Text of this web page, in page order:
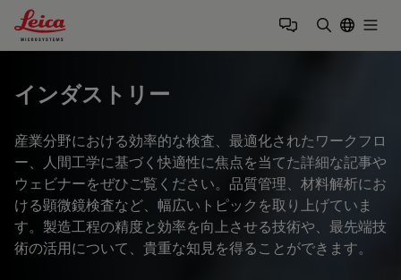
Leica Microsystems Logo
インダストリー
産業分野における効率的な検査、最適化されたワークフロ
ー、人間工学に基づく快適性に焦点を当てた詳細な記事や
ウェビナーをぜひご覧ください。品質管理、材料解析にお
ける顕微鏡検査など、幅広いトピックを取り上げていま
す。製造工程の精度と効率を向上させる技術や、最先端技
術の活用について、貴重な知見を得ることができます。